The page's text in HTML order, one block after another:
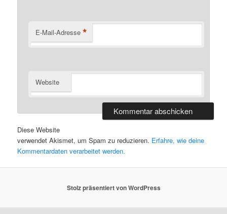
E-Mail-Adresse *
Website
Diese Website
verwendet Akismet, um Spam zu reduzieren. Erfahre, wie deine
Kommentardaten verarbeitet werden.
Stolz präsentiert von WordPress